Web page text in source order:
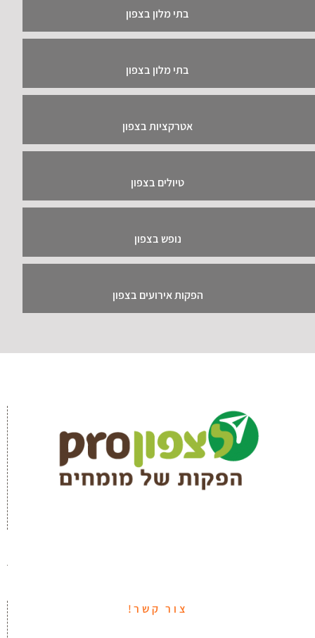
בתי מלון בצפון
בתי מלון בצפון
אטרקציות בצפון
טיולים בצפון
נופש בצפון
הפקות אירועים בצפון
צור קשר!